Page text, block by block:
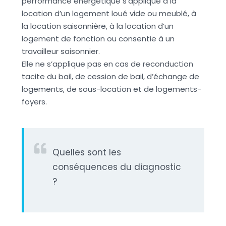
location d’un logement loué vide ou meublé, à
la location saisonnière, à la location d’un
logement de fonction ou consentie à un
travailleur saisonnier.
Elle ne s’applique pas en cas de reconduction
tacite du bail, de cession de bail, d’échange de
logements, de sous-location et de logements-
foyers.
Quelles sont les
conséquences du diagnostic
?